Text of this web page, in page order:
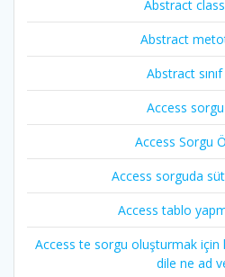
Abstract
Abstract
Abstract
Access
Access Sorgu
Access sorguda
Access tablo
Access te sorgu oluşturmak için
dile ne ad